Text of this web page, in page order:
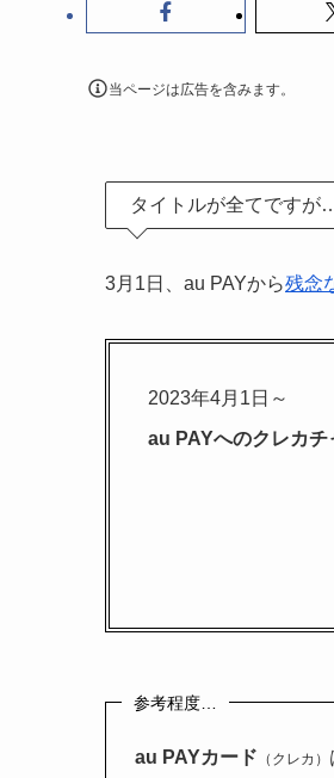
当ページは広告を含みます。
タイトルが全てですが
3月1日、au PAYから残念
2023年4月1日～
au PAYへのクレカチ
参考程度…
au PAYカード （クレカ）